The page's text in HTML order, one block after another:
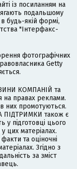
із посиланням на
подальшому
будь-якій формі,
"Інтерфакс-
фотографічних
Getty
КОМПАНІЙ та
на правах реклами.
них промотуються.
ПІДТРИМКИ також є
у підготовці цього
цих матеріалах.
та оціночні
Згідно з
за зміст